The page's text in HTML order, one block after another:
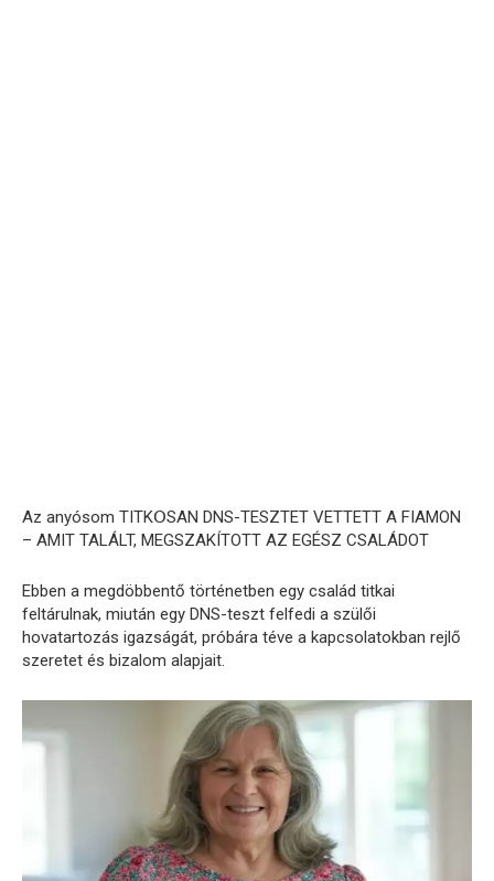
Az anyósom TITKՕSAN DNS-TESZTET VETTETT A FIAMON
– AMIT TALÁLT, MEGSZAKÍTOTT AZ EGÉSZ CSALÁDOT
Ebben a megdöbbentő történetben egy család titkai
feltárulnak, miután egy DNS-teszt felfedi a szülői
hovatartozás igazságát, próbára téve a kapcsolatokban rejlő
szeretet és bizalom alapjait.